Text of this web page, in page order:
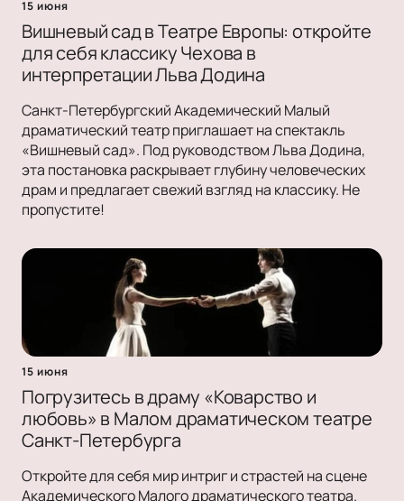
15 июня
Вишневый сад в Театре Европы: откройте
для себя классику Чехова в
интерпретации Льва Додина
Санкт-Петербургский Академический Малый
драматический театр приглашает на спектакль
«Вишневый сад». Под руководством Льва Додина,
эта постановка раскрывает глубину человеческих
драм и предлагает свежий взгляд на классику. Не
пропустите!
15 июня
Погрузитесь в драму «Коварство и
любовь» в Малом драматическом театре
Санкт-Петербурга
Откройте для себя мир интриг и страстей на сцене
Академического Малого драматического театра.